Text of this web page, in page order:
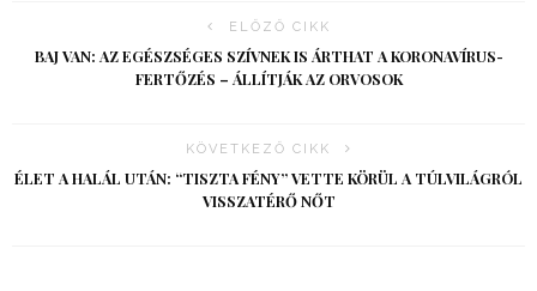
ELŐZŐ CIKK
BAJ VAN: AZ EGÉSZSÉGES SZÍVNEK IS ÁRTHAT A KORONAVÍRUS-
FERTŐZÉS – ÁLLÍTJÁK AZ ORVOSOK
KÖVETKEZŐ CIKK
ÉLET A HALÁL UTÁN: “TISZTA FÉNY” VETTE KÖRÜL A TÚLVILÁGRÓL
VISSZATÉRŐ NŐT